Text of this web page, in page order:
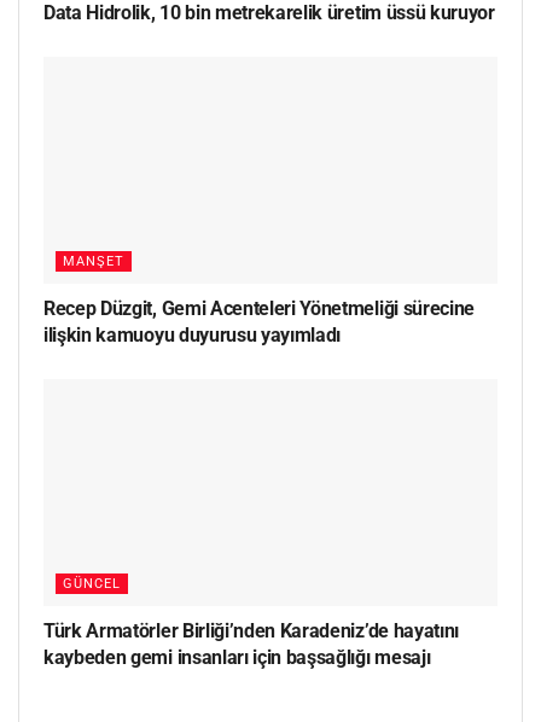
Data Hidrolik, 10 bin metrekarelik üretim üssü kuruyor
MANŞET
Recep Düzgit, Gemi Acenteleri Yönetmeliği sürecine
ilişkin kamuoyu duyurusu yayımladı
GÜNCEL
Türk Armatörler Birliği’nden Karadeniz’de hayatını
kaybeden gemi insanları için başsağlığı mesajı